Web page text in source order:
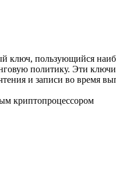
пользующийся
политику. Эти
и записи во время
криптопроцессором